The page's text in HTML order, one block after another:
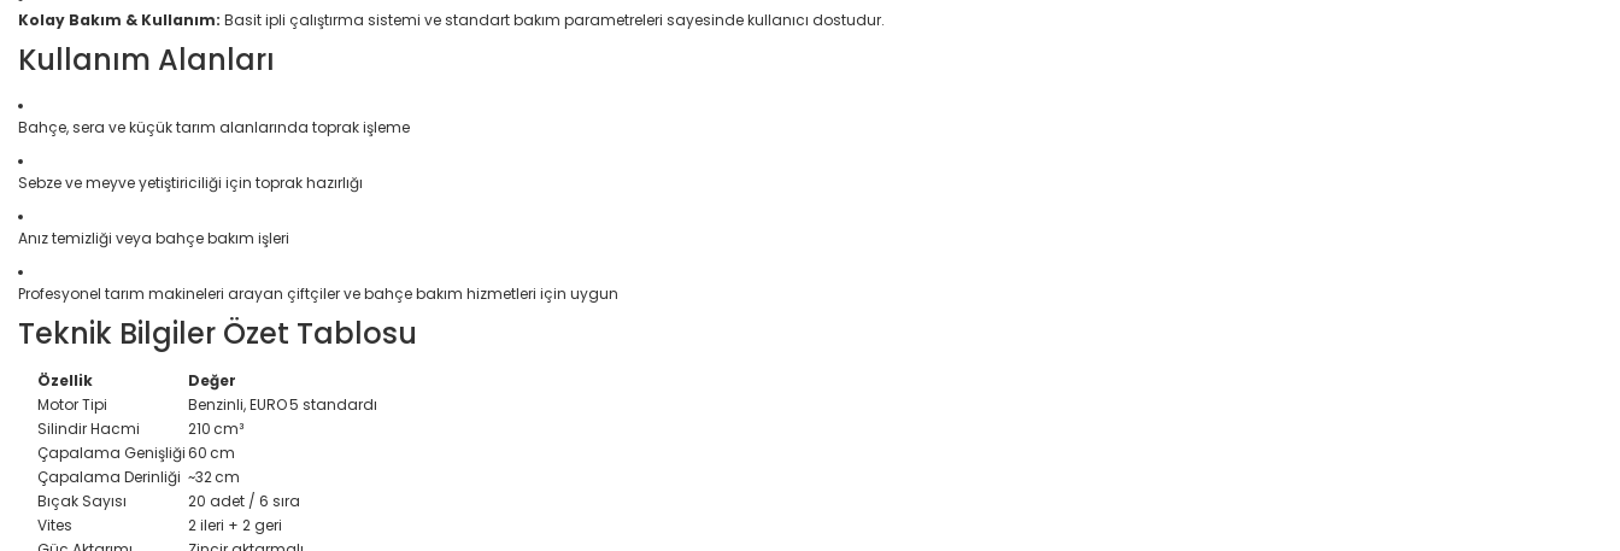
Kolay Bakım & Kullanım: Basit ipli çalıştırma sistemi ve standart bakım parametreleri sayesinde kullanıcı dostudur.
Kullanım Alanları
Bahçe, sera ve küçük tarım alanlarında toprak işleme
Sebze ve meyve yetiştiriciliği için toprak hazırlığı
Anız temizliği veya bahçe bakım işleri
Profesyonel tarım makineleri arayan çiftçiler ve bahçe bakım hizmetleri için uygun
Teknik Bilgiler Özet Tablosu
Özellik
Değer
Motor Tipi
Benzinli, EURO 5 standardı
Silindir Hacmi
210 cm³
Çapalama Genişliği60 cm
Çapalama Derinliği ~32 cm
Bıçak Sayısı
20 adet / 6 sıra
Vites
2 ileri + 2 geri